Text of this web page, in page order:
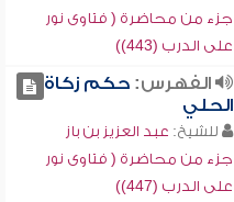
جزء من محاضرة ( فتاوى نور
على الدرب (443))
الفهرس:حكم زكاة
الحلي
للشيخ: عبد العزيز بن باز
جزء من محاضرة ( فتاوى نور
على الدرب (447))